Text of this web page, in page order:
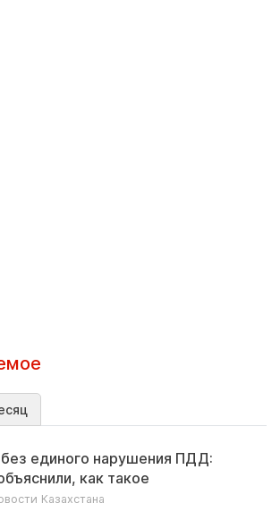
единого нарушения ПДД:
как такое
Казахстана